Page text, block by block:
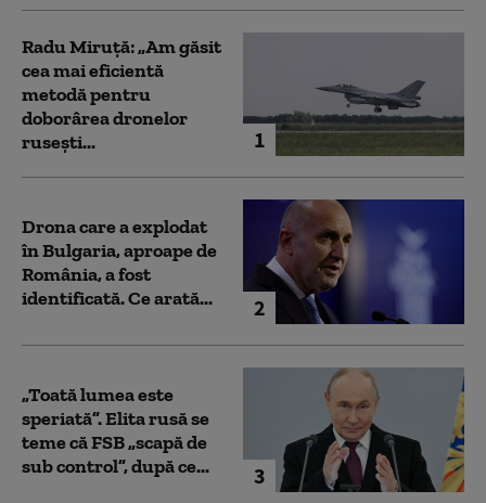
1
Radu Miruță: „Am găsit
cea mai eficientă
metodă pentru
doborârea dronelor
rusești...
2
Drona care a explodat
în Bulgaria, aproape de
România, a fost
identificată. Ce arată...
3
„Toată lumea este
speriată”. Elita rusă se
teme că FSB „scapă de
sub control”, după ce...